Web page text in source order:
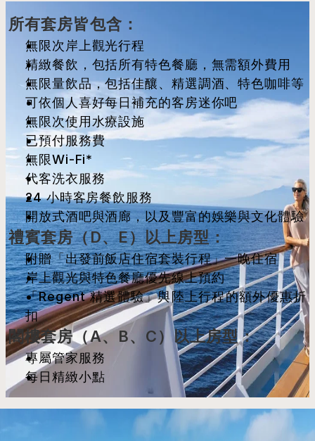
所有套房皆包含：
無限次岸上觀光行程
精緻餐飲，包括所有特色餐廳，無需額外費用
無限量飲品，包括佳釀、精選調酒、特色咖啡等
可依個人喜好每日補充的客房迷你吧
無限次使用水療設施
已預付服務費
無限Wi-Fi*
代客洗衣服務
24 小時客房餐飲服務
開放式酒吧與酒廊，以及豐富的娛樂與文化體驗
禮賓套房（D、E）以上房型：
附贈「出發前飯店住宿套裝行程」一晚住宿
岸上觀光與特色餐廳優先線上預約
「Regent 精選體驗」與陸上行程的額外優惠折
扣
閣樓套房（A、B、C）以上房型：
專屬管家服務
每日精緻小點